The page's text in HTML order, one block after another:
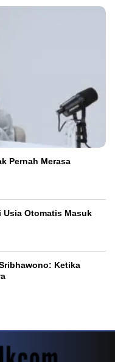
Pernah Merasa
Usia Otomatis Masuk
Ketika
Menilai Mahjong Ways